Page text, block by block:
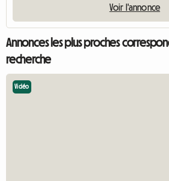
Voir l'annonce
Annonces les plus proches
recherche
Vidéo